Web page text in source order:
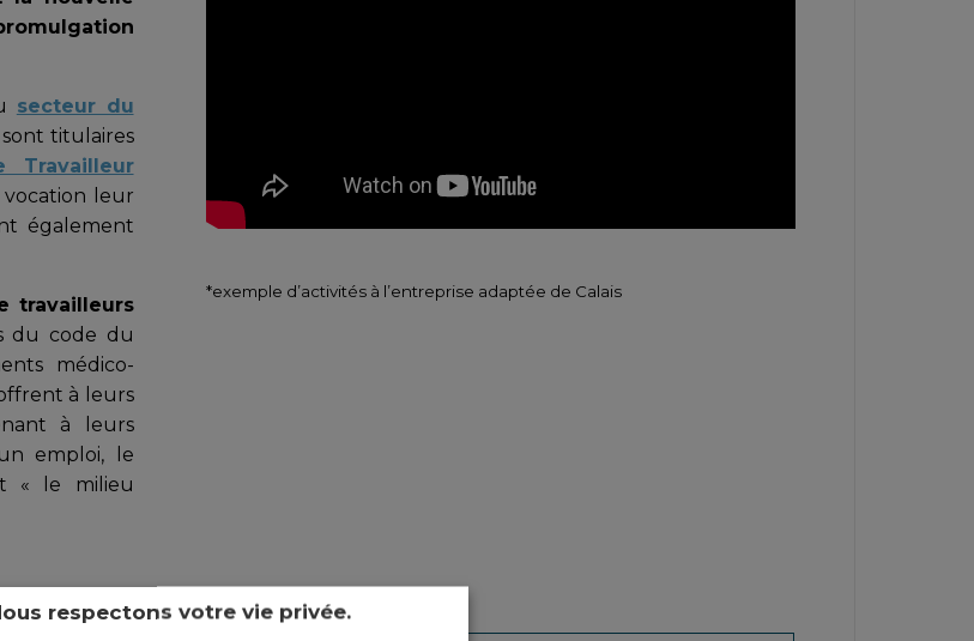
secteur du
sont titulaires
Travailleur
vocation leur
également
travailleurs
du code du
médico-
à leurs
à leurs
emploi, le
« le milieu
*exemple d’activités à l’entreprise adaptée de Calais
respectons votre vie privée.